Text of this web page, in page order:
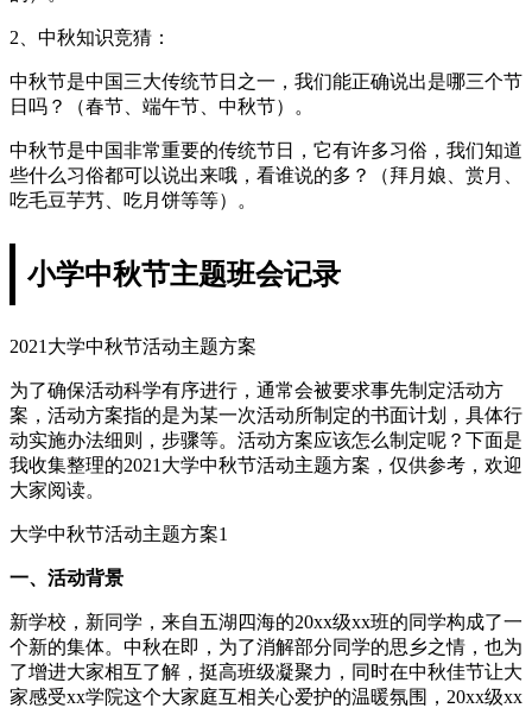
2、中秋知识竞猜：
中秋节是中国三大传统节日之一，我们能正确说出是哪三个节
日吗？（春节、端午节、中秋节）。
中秋节是中国非常重要的传统节日，它有许多习俗，我们知道
些什么习俗都可以说出来哦，看谁说的多？（拜月娘、赏月、
吃毛豆芋艿、吃月饼等等）。
小学中秋节主题班会记录
2021大学中秋节活动主题方案
为了确保活动科学有序进行，通常会被要求事先制定活动方
案，活动方案指的是为某一次活动所制定的书面计划，具体行
动实施办法细则，步骤等。活动方案应该怎么制定呢？下面是
我收集整理的2021大学中秋节活动主题方案，仅供参考，欢迎
大家阅读。
大学中秋节活动主题方案1
一、活动背景
新学校，新同学，来自五湖四海的20xx级xx班的同学构成了一
个新的集体。中秋在即，为了消解部分同学的思乡之情，也为
了增进大家相互了解，挺高班级凝聚力，同时在中秋佳节让大
家感受xx学院这个大家庭互相关心爱护的温暖氛围，20xx级xx